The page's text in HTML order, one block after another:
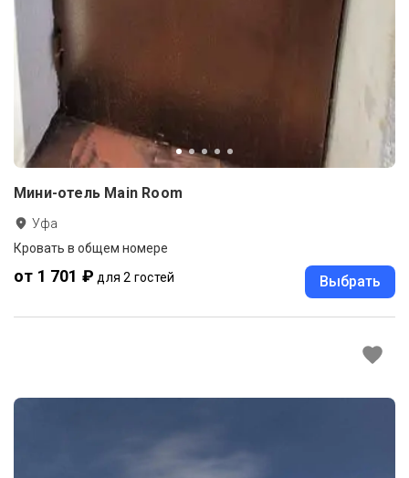
Мини-отель Main Room
Уфа
Кровать в общем номере
от 1 701 ₽ для 2 гостей Выбрать